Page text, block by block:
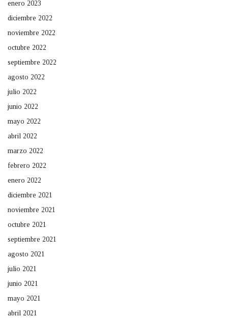
enero 2023
diciembre 2022
noviembre 2022
octubre 2022
septiembre 2022
agosto 2022
julio 2022
junio 2022
mayo 2022
abril 2022
marzo 2022
febrero 2022
enero 2022
diciembre 2021
noviembre 2021
octubre 2021
septiembre 2021
agosto 2021
julio 2021
junio 2021
mayo 2021
abril 2021